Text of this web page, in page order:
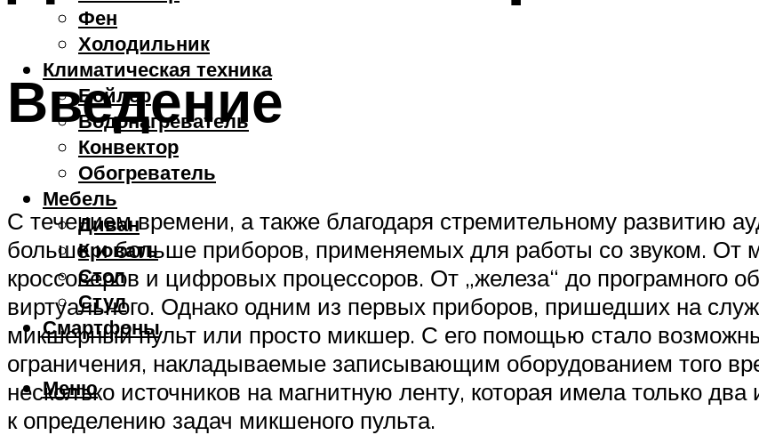
Фен
Холодильник
Климатическая техника
Бойлер
Водонагреватель
Конвектор
Обогреватель
Мебель
Диван
Кровать
Стол
Стул
Смартфоны
Меню
Введение
С течением времени, а также благодаря стремительному развитию
больше и больше приборов, применяемых для работы со звуком. От
кроссоверов и цифровых процессоров. От „железа“ до програмного
виртуального. Однако одним из первых приборов, пришедших на
микшерный пульт или просто микшер. С его помощью стало
ограничения, накладываемые записывающим оборудованием того
несколъко источников на магнитную ленту, которая имела только
к определению задач микшеного пульта.